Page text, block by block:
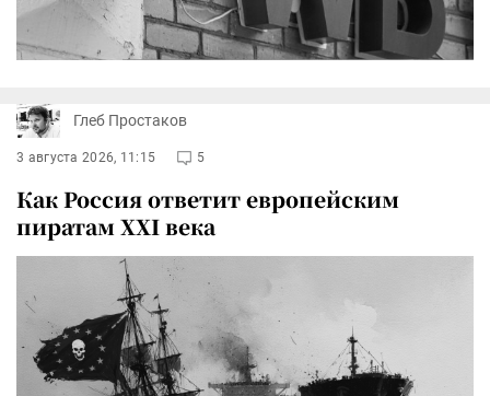
Глеб Простаков
3 августа 2026, 11:15 5
Как Россия ответит европейским
пиратам XXI века